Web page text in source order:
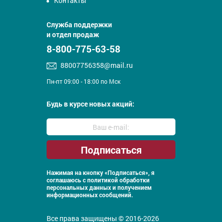
Служба поддержки
и отдел продаж
8-800-775-63-58
88007756358@mail.ru
Пн-пт 09:00 - 18:00 по Мск
Будь в курсе новых акций:
Нажимая на кнопку «Подписаться», я
соглашаюсь с политикой обработки
персональных данных и получением
информационных сообщений.
Все права защищены © 2016-2026